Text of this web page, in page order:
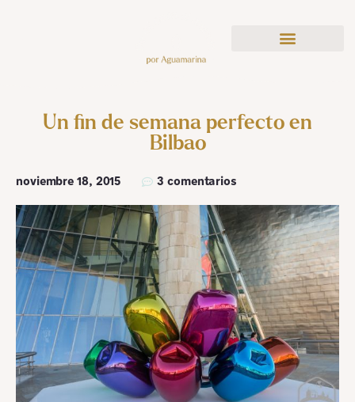
Un fin de semana perfecto en
Bilbao
noviembre 18, 2015 3 comentarios